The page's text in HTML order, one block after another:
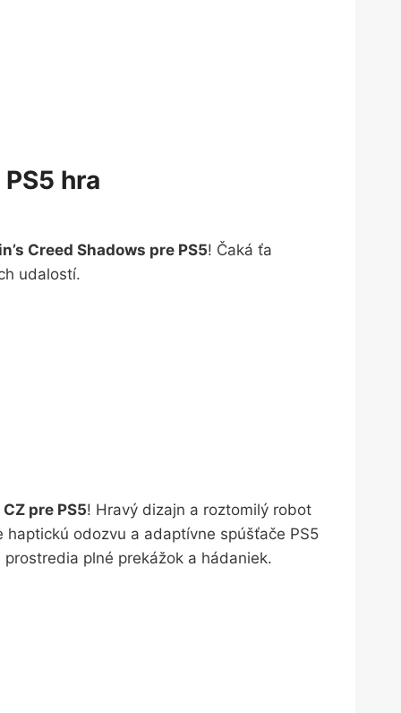
hra
Creed Shadows pre PS5! Čaká ťa
udalostí.
pre PS5! Hravý dizajn a roztomilý robot
odozvu a adaptívne spúšťače PS5
plné prekážok a hádaniek.